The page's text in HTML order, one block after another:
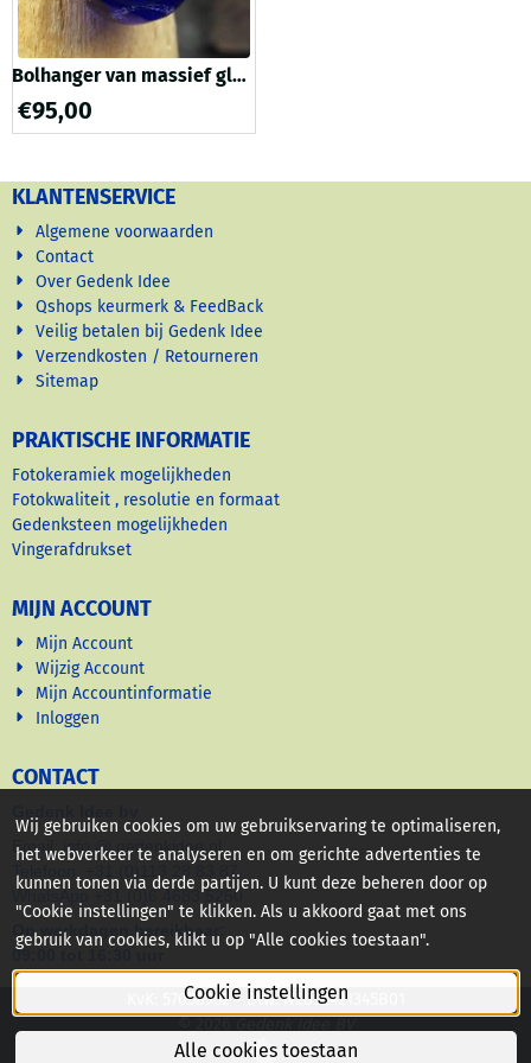
Bolhanger van massief glas
met deeltjes crematie-as:
Kobalt
€95,00
KLANTENSERVICE
Algemene voorwaarden
Contact
Over Gedenk Idee
Qshops keurmerk & FeedBack
Veilig betalen bij Gedenk Idee
Verzendkosten / Retourneren
Sitemap
PRAKTISCHE INFORMATIE
Fotokeramiek mogelijkheden
Fotokwaliteit , resolutie en formaat
Gedenksteen mogelijkheden
Vingerafdrukset
MIJN ACCOUNT
Mijn Account
Wijzig Account
Mijn Accountinformatie
Inloggen
CONTACT
Email: info @ gedenkidee nl
Telefoon: +31 (0)113 28 83 87
WhatsApp +31 (0)6 4683 5250
Op werkdagen bereikbaar:
09:00 tot 16:30 uur
KvK: 57058962 - Btw: NL852421345B01
Wij gebruiken cookies om uw gebruikservaring te optimaliseren,
het webverkeer te analyseren en om gerichte advertenties te
kunnen tonen via derde partijen. U kunt deze beheren door op
"Cookie instellingen" te klikken. Als u akkoord gaat met ons
gebruik van cookies, klikt u op "Alle cookies toestaan".
Cookie instellingen
Alle cookies toestaan